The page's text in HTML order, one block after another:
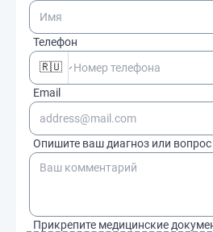
Телефон
🇷🇺
Email
Опишите ваш диагноз или вопрос
Прикрепите медицинские